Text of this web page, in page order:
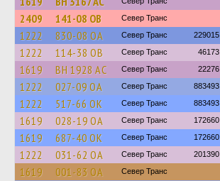
2409 141-08 ОВ Север Транс
1222 830-08 ОА Север Транс 229015
1222 114-38 ОВ Север Транс 46173
1619 BH 1928 AC Север Транс 22276
1222 027-09 ОА Север Транс 883493
1222 517-66 ОК Север Транс 883493
1619 028-19 ОА Север Транс 172660
1619 687-40 ОК Север Транс 172660
1222 031-62 ОА Север Транс 201390
1619 001-83 ОА Север Транс